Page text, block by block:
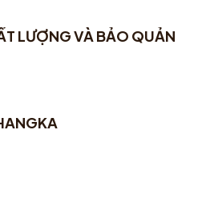
LƯỢNG VÀ BẢO QUẢN